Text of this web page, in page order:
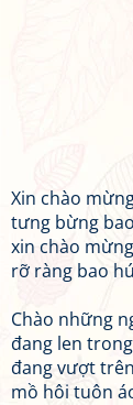
Xin chào
tưng bừng
xin chào
rỡ ràng bao
Chào những
đang len
đang vượt
mồ hôi tuôn